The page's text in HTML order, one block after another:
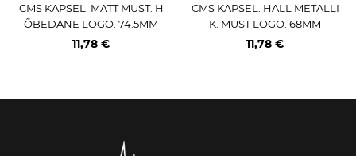
CMS KAPSEL. MATT MUST. H
ÕBEDANE LOGO. 74.5MM
11,78 €
CMS KAPSEL. HALL METALLI
K. MUST LOGO. 68MM
11,78 €